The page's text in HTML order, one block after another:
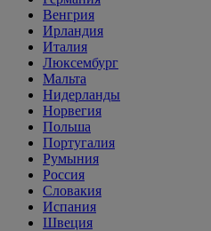
Венгрия
Ирландия
Италия
Люксембург
Мальта
Нидерланды
Норвегия
Польша
Португалия
Румыния
Россия
Словакия
Испания
Швеция